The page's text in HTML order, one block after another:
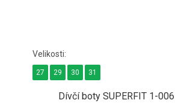
Dívčí boty SUPERFIT 1-
27 29 30 31